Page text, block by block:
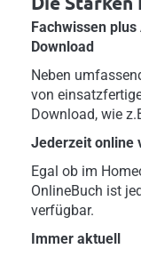
Fachwissen
Download
Neben
von
Download, wie
Jederzeit online
Egal ob im
OnlineBuch ist
verfügbar.
Immer aktuell